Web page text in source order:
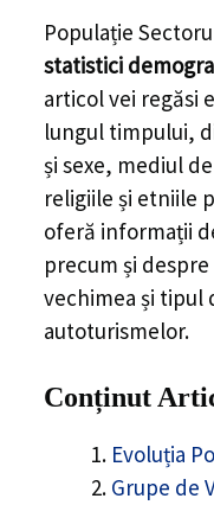
Populație
statistici
articol vei regăsi
lungul timpului,
și sexe, mediul
religiile și etniile
oferă informații
precum și
vechimea și tipul
autoturismelor.
Conținut
Evoluția
Grupe de